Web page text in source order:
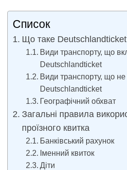
Список
Що таке
Види транспорту, що
Deutschlandticket
Види транспорту, що не
Deutschlandticket
Географічний обхват
Загальні правила
проїзного квитка
Банківський рахунок
Іменний квиток
Діти